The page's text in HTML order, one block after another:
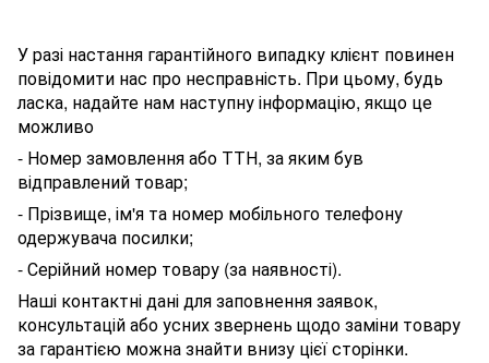
У разі настання гарантійного випадку клієнт повинен
повідомити нас про несправність. При цьому, будь
ласка, надайте нам наступну інформацію, якщо це
можливо
- Номер замовлення або ТТН, за яким був
відправлений товар;
- Прізвище, ім'я та номер мобільного телефону
одержувача посилки;
- Серійний номер товару (за наявності).
Наші контактні дані для заповнення заявок,
консультацій або усних звернень щодо заміни товару
за гарантією можна знайти внизу цієї сторінки.